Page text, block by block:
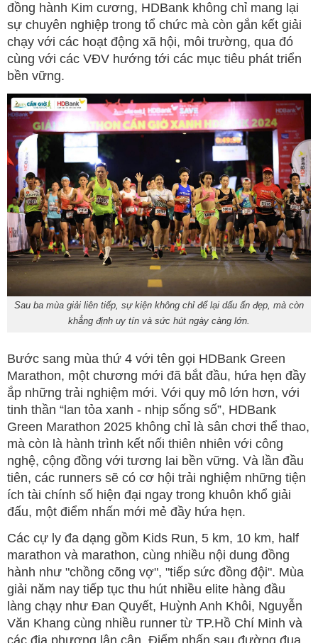
đồng hành Kim cương, HDBank không chỉ mang lại
sự chuyên nghiệp trong tổ chức mà còn gắn kết giải
chạy với các hoạt động xã hội, môi trường, qua đó
cùng với các VĐV hướng tới các mục tiêu phát triển
bền vững.
Sau ba mùa giải liên tiếp, sự kiện không chỉ để lại dấu ấn đẹp, mà còn
khẳng định uy tín và sức hút ngày càng lớn.
Bước sang mùa thứ 4 với tên gọi HDBank Green
Marathon, một chương mới đã bắt đầu, hứa hẹn đầy
ắp những trải nghiệm mới. Với quy mô lớn hơn, với
tinh thần “lan tỏa xanh - nhịp sống số”, HDBank
Green Marathon 2025 không chỉ là sân chơi thể thao,
mà còn là hành trình kết nối thiên nhiên với công
nghệ, cộng đồng với tương lai bền vững. Và lần đầu
tiên, các runners sẽ có cơ hội trải nghiệm những tiện
ích tài chính số hiện đại ngay trong khuôn khổ giải
đấu, một điểm nhấn mới mẻ đầy hứa hẹn.
Các cự ly đa dạng gồm Kids Run, 5 km, 10 km, half
marathon và marathon, cùng nhiều nội dung đồng
hành như "chồng cõng vợ", "tiếp sức đồng đội". Mùa
giải năm nay tiếp tục thu hút nhiều elite hàng đầu
làng chạy như Đan Quyết, Huỳnh Anh Khôi, Nguyễn
Văn Khang cùng nhiều runner từ TP.Hồ Chí Minh và
các địa phương lân cận. Điểm nhấn sau đường đua